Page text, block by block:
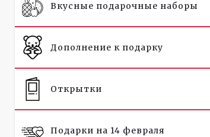
Вкусные подарочные наборы
Дополнение к подарку
Открытки
Подарки на 14 февраля